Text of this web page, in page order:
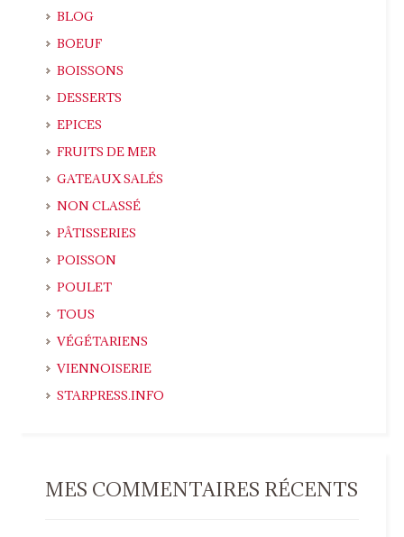
BLOG
BOEUF
BOISSONS
DESSERTS
EPICES
FRUITS DE MER
GATEAUX SALÉS
NON CLASSÉ
PÂTISSERIES
POISSON
POULET
TOUS
VÉGÉTARIENS
VIENNOISERIE
STARPRESS.INFO
MES COMMENTAIRES RÉCENTS